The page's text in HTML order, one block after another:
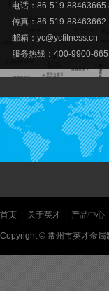
电话：86-519-88463665
传真：86-519-88463662
邮箱： yc@ycfitness.cn
服务热线：400-9900-665
首页 关于英才 产品中心
Copyright © 常州市英才金